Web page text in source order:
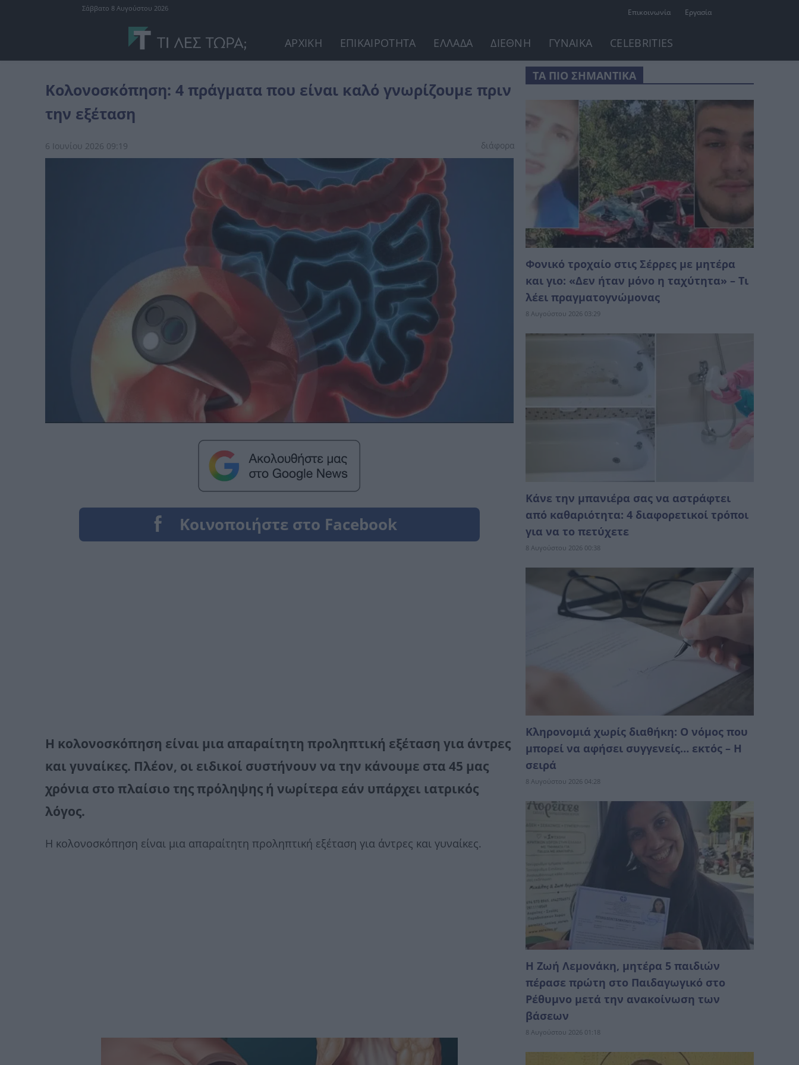
Επικοινωνία Εργασία
Σάββατο 8 Αυγούστου 2026
ΑΡΧΙΚΗ ΕΠΙΚΑΙΡΟΤΗΤΑ ΕΛΛΑΔΑ ΔΙΕΘΝΗ ΓΥΝΑΙΚΑ CELEBRITIES
Κολονοσκόπηση: 4 πράγματα που είναι καλό γνωρίζουμε πριν
την εξέταση
6 Ιουνίου 2026 09:19 διάφορα
Η κολονοσκόπηση είναι μια απαραίτητη προληπτική εξέταση για άντρες
και γυναίκες. Πλέον, οι ειδικοί συστήνουν να την κάνουμε στα 45 μας
χρόνια στο πλαίσιο της πρόληψης ή νωρίτερα εάν υπάρχει ιατρικός
λόγος.
Η κολονοσκόπηση είναι μια απαραίτητη προληπτική εξέταση για άντρες και γυναίκες.
ΤΑ ΠΙΟ ΣΗΜΑΝΤΙΚΑ
Φονικό τροχαίο στις Σέρρες με μητέρα
και γιο: «Δεν ήταν μόνο η ταχύτητα» – Τι
λέει πραγματογνώμονας
8 Αυγούστου 2026 03:29
Κάνε την μπανιέρα σας να αστράφτει
από καθαριότητα: 4 διαφορετικοί τρόποι
για να το πετύχετε
8 Αυγούστου 2026 00:38
Κληρονομιά χωρίς διαθήκη: Ο νόμος που
μπορεί να αφήσει συγγενείς… εκτός – Η
σειρά
8 Αυγούστου 2026 04:28
Η Ζωή Λεμονάκη, μητέρα 5 παιδιών
πέρασε πρώτη στο Παιδαγωγικό στο
Ρέθυμνο μετά την ανακοίνωση των
βάσεων
8 Αυγούστου 2026 01:18